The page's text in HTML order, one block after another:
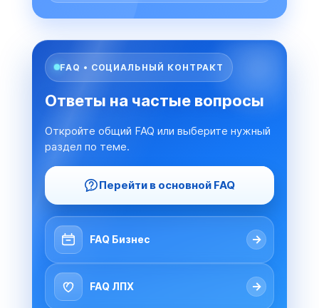
FAQ • СОЦИАЛЬНЫЙ КОНТРАКТ
Ответы на частые вопросы
Откройте общий FAQ или выберите нужный
раздел по теме.
Перейти в основной FAQ
FAQ Бизнес →
FAQ ЛПХ →